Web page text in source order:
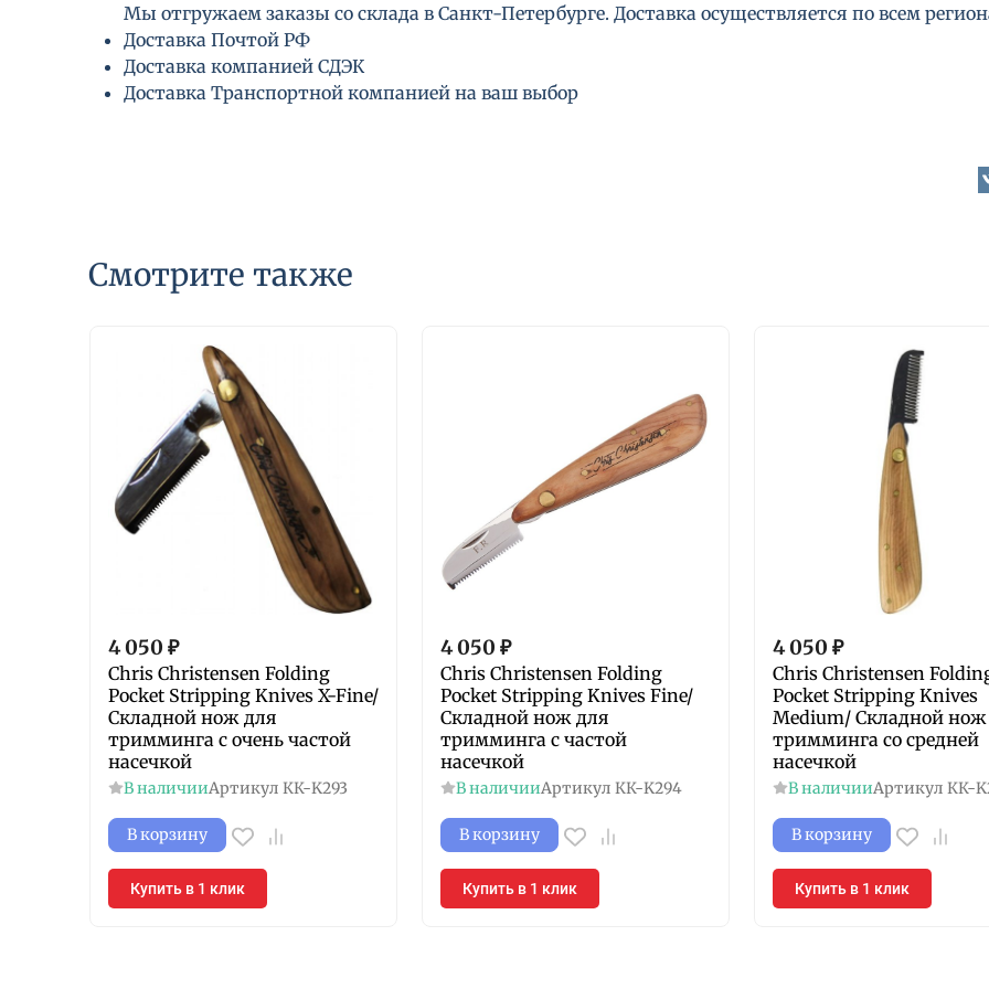
Мы отгружаем заказы со склада в Санкт-Петербурге. Доставка осуществляется по всем
Доставка Почтой РФ
Доставка компанией СДЭК
Доставка Транспортной компанией на ваш выбор
Смотрите также
4 050 ₽
Chris Christensen Folding
Pocket Stripping Knives X-Fine/
Складной нож для
тримминга с очень частой
насечкой
В наличииАртикул КК-K293
В корзину
Купить в 1 клик
4 050 ₽
Chris Christensen Folding
Pocket Stripping Knives Fine/
Складной нож для
тримминга с частой
насечкой
В наличииАртикул КК-K294
В корзину
Купить в 1 клик
4 050 ₽
Chris Christensen
Pocket Stripping Knives
Medium/ Складной
тримминга со средней
насечкой
В наличииАртикул КК-
В корзину
Купить в 1 клик